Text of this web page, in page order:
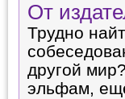
От
Трудно
другой
эльфам,